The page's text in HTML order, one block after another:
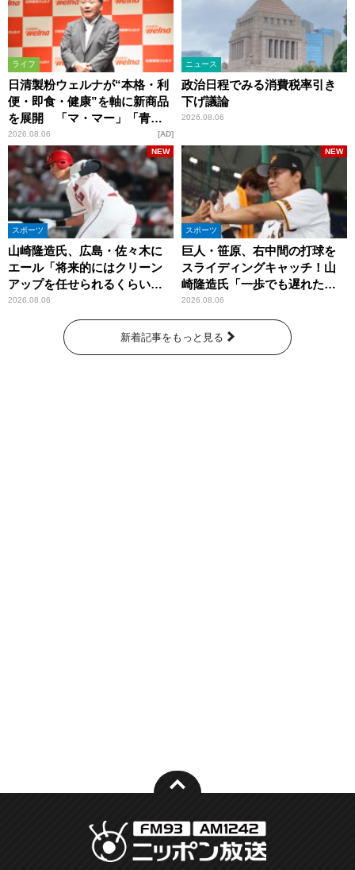
ライフ
日清製粉ウェルナが“本格・利
便・即食・健康”を軸に新商品
を展開 「マ・マー」「青の
洞窟」ブランドを強化
2026.08.06 AD
ニュース
政治日程でみる消費税率引き
下げ議論
2026.08.06
スポーツ
山崎隆造氏、広島・佐々木に
エール「将来的にはクリーン
アップを任せられるくらいま
では成長して」
2026.08.06
NEW
スポーツ
巨人・笹原、右中間の打球を
スライディングキャッチ！山
崎隆造氏「一歩でも遅れた
ら…」
2026.08.06
NEW
新着記事をもっと見る